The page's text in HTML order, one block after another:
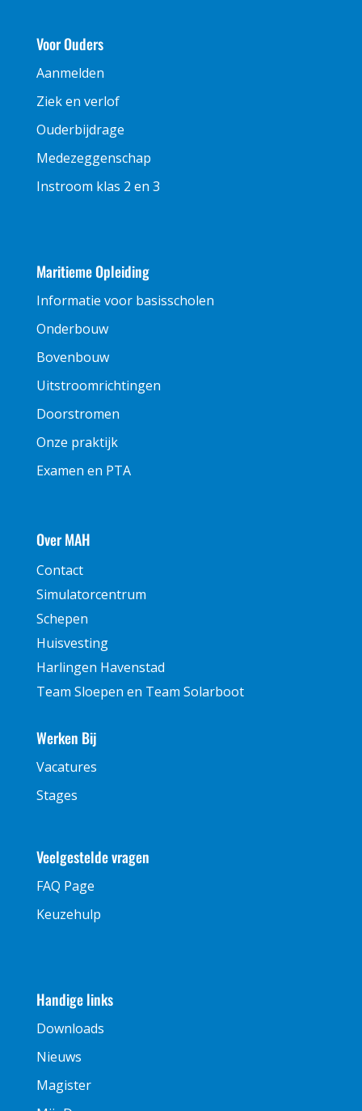
Voor Ouders
Aanmelden
Ziek en verlof
Ouderbijdrage
Medezeggenschap
Instroom klas 2 en 3
Maritieme Opleiding
Informatie voor basisscholen
Onderbouw
Bovenbouw
Uitstroomrichtingen
Doorstromen
Onze praktijk
Examen en PTA
Over MAH
Contact
Simulatorcentrum
Schepen
Huisvesting
Harlingen Havenstad
Team Sloepen en Team Solarboot
Werken Bij
Vacatures
Stages
Veelgestelde vragen
FAQ Page
Keuzehulp
Handige links
Downloads
Nieuws
Magister